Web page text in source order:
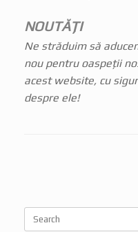
NOUTĂȚI
Ne străduim să
nou pentru oaspeții
acest website, cu
despre ele!